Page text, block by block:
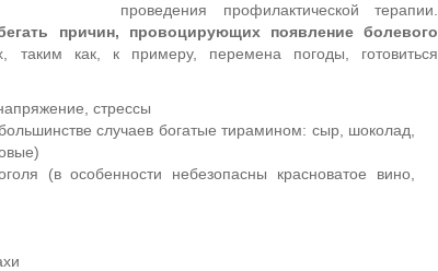
проведения профилактической терапии.
причин, провоцирующих появление болевого
как, к примеру, перемена погоды, готовиться
стрессы
случаев богатые тирамином: сыр, шоколад,
(в особенности небезопасны красноватое вино,